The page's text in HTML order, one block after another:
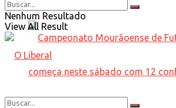
Nenhum Resultado
View All Result